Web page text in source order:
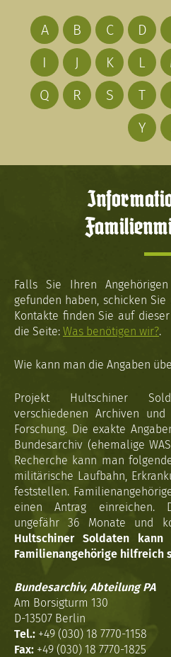
A B C D
I
J K L
Q
R S T
Y
Falls Sie Ihren
gefunden haben, schicken
Kontakte finden Sie auf dieser
die Seite: Was benötigen wir?.
Wie kann man die Angaben
Projekt Hultschiner
verschiedenen Archiven
Forschung. Die exakte
Bundesarchiv (ehemalige
Recherche kann man
militärische Laufbahn,
feststellen.
einen Antrag einreichen.
ungefähr 36 Monate und
Hultschiner Soldaten
Familienangehörige hilfreich
Bundesarchiv, Abteilung PA
Am Borsigturm 130
D-13507 Berlin
Tel.: +49 (030) 18 7770-1158
Fax: +49 (030) 18 7770-1825